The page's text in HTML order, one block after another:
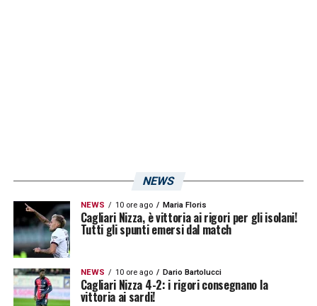
NEWS
NEWS 10 ore ago Maria Floris
Cagliari Nizza, è vittoria ai rigori per gli isolani!
Tutti gli spunti emersi dal match
NEWS 10 ore ago Dario Bartolucci
Cagliari Nizza 4-2: i rigori consegnano la
vittoria ai sardi!